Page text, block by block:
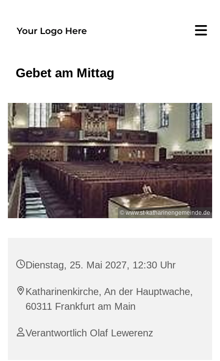
Gebet am Mittag
© www.st-katharinengemeinde.de
Dienstag, 25. Mai 2027, 12:30 Uhr
Katharinenkirche, An der Hauptwache,
60311 Frankfurt am Main
Verantwortlich Olaf Lewerenz